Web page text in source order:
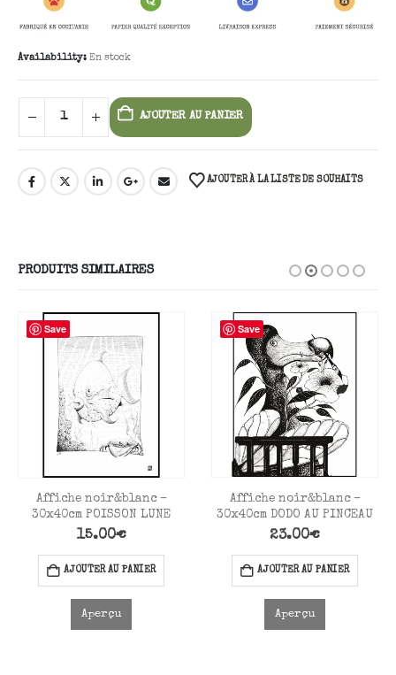
Availability: En stock
AJOUTER AU PANIER
AJOUTER À LA LISTE DE SOUHAITS
PRODUITS SIMILAIRES
Save
Affiche noir&blanc –
30x40cm POISSON LUNE
15.00€
AJOUTER AU PANIER
Aperçu
Save
Affiche noir&blanc –
30x40cm DODO AU PINCEAU
23.00€
AJOUTER AU PANIER
Aperçu